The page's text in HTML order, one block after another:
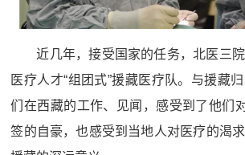
近几年，接受国家的任务，北医三
医疗人才“组团式”援藏医疗队。与援藏
们在西藏的工作、见闻，感受到了他们
签的自豪，也感受到当地人对医疗的渴